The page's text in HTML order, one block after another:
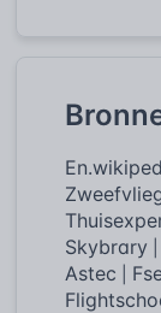
Skybrary
Astec